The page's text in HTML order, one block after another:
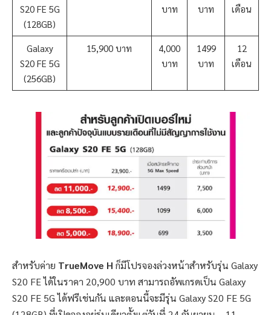
S20 FE 5G
(128GB)
บาท
บาท
เดือน
Galaxy
S20 FE 5G
(256GB)
15,900 บาท
4,000
บาท
1499
บาท
12
เดือน
สำหรับค่าย TrueMove H ก็มีโปรจองล่วงหน้าสำหรับรุ่น Galaxy
S20 FE ได้ในราคา 20,900 บาท สามารถอัพเกรดเป็น Galaxy
S20 FE 5G ได้ฟรีเช่นกัน และตอนนี้จะมีรุ่น Galaxy S20 FE 5G